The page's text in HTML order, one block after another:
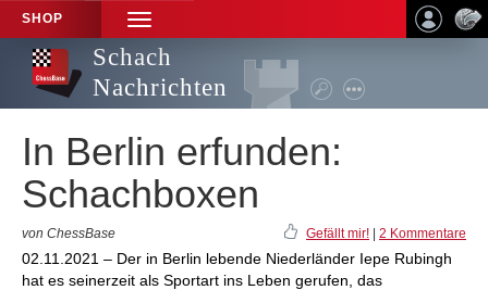
SHOP
TOGGLE
NAVIGATION
Schach
Nachrichten
In Berlin erfunden:
Schachboxen
von ChessBase Gefällt mir! 2 Kommentare
02.11.2021 – Der in Berlin lebende Niederländer Iepe Rubingh
hat es seinerzeit als Sportart ins Leben gerufen, das